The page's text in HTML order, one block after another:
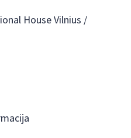
House Vilnius /